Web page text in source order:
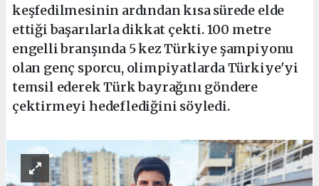
keşfedilmesinin ardından kısa sürede elde
ettiği başarılarla dikkat çekti. 100 metre
engelli branşında 5 kez Türkiye şampiyonu
olan genç sporcu, olimpiyatlarda Türkiye'yi
temsil ederek Türk bayrağını göndere
çektirmeyi hedeflediğini söyledi.